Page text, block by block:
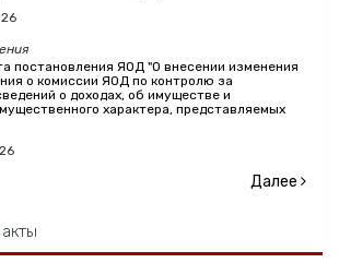
постановления ЯОД "О внесении изменения
о комиссии ЯОД по контролю за
о доходах, об имуществе и
характера, представляемых
Далее